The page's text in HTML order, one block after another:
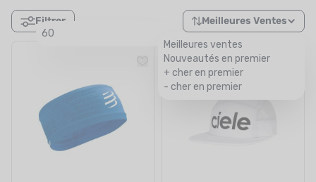
/ VOYAGE
/ NATATION
Filtrer
60
Meilleures Ventes
Meilleures ventes
Nouveautés en premier
+ cher en premier
- cher en premier